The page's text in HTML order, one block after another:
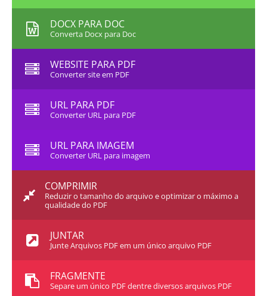
DOCX PARA DOC
Converta Docx para Doc
WEBSITE PARA PDF
Converter site em PDF
URL PARA PDF
Converter URL para PDF
URL PARA IMAGEM
Converter URL para imagem
COMPRIMIR
Reduzir o tamanho do arquivo e optimizar o máximo a
qualidade do PDF
JUNTAR
Junte Arquivos PDF em um único arquivo PDF
FRAGMENTE
Separe um único PDF dentre diversos arquivos PDF